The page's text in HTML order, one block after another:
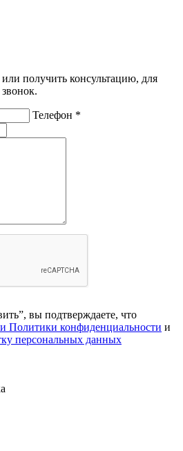
получить консультацию, для
Телефон *
вы подтверждаете, что
Политики конфиденциальности и
персональных данных